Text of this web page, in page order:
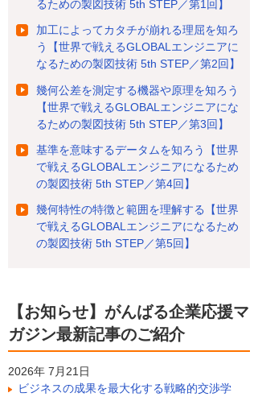
るための製図技術 5th STEP／第1回】
加工によってカタチが崩れる理屈を知ろ
う【世界で戦えるGLOBALエンジニアに
なるための製図技術 5th STEP／第2回】
幾何公差を測定する機器や原理を知ろう
【世界で戦えるGLOBALエンジニアにな
るための製図技術 5th STEP／第3回】
基準を意味するデータムを知ろう【世界
で戦えるGLOBALエンジニアになるため
の製図技術 5th STEP／第4回】
幾何特性の特徴と範囲を理解する【世界
で戦えるGLOBALエンジニアになるため
の製図技術 5th STEP／第5回】
【お知らせ】がんばる企業応援マ
ガジン最新記事のご紹介
2026年 7月21日
ビジネスの成果を最大化する戦略的交渉学